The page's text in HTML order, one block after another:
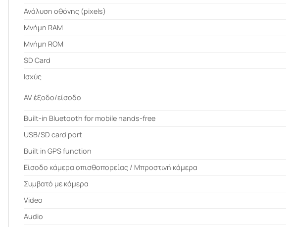
Ανάλυση οθόνης (pixels)
Μνήμη RAM
Μνήμη ROM
SD Card
Ισχύς
AV έξοδο/είσοδο
Built-in Bluetooth for mobile hands-free
USB/SD card port
Built in GPS function
Είσοδο κάμερα οπισθοπορείας / Μπροστινή κάμερα
Συμβατό με κάμερα
Video
Audio